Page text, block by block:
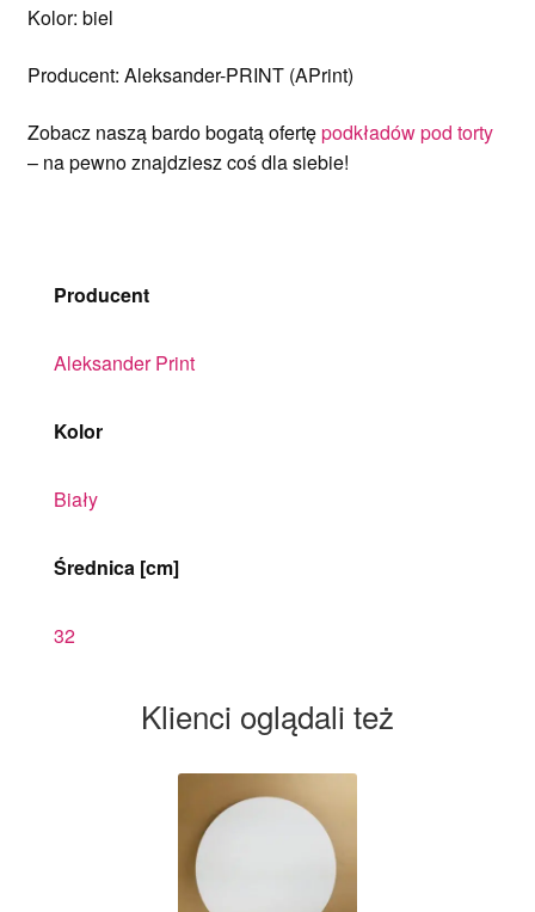
Kolor: biel
Producent: Aleksander-PRINT (APrint)
Zobacz naszą bardo bogatą ofertępodkładów pod torty
– na pewno znajdziesz coś dla siebie!
Producent
Aleksander Print
Kolor
Biały
Średnica [cm]
32
Klienci oglądali też